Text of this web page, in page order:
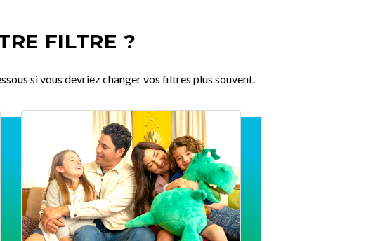
FILTRE ?
si vous devriez changer vos filtres plus souvent.